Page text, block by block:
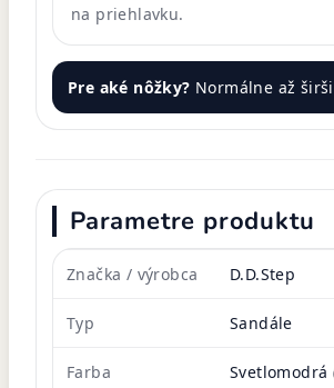
na priehlavku.
Pre aké nôžky? Normálne až
Parametre produktu
Značka / výrobca D.D.Step
Typ Sandále
Farba Svetlomodrá